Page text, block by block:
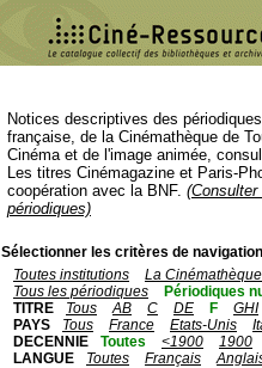
Notices descriptives des
française, de la Cinémathèque de
Cinéma et de l'image animée,
Les titres Cinémagazine et Paris-
coopération avec la BNF.
périodiques)
Sélectionner les critères de
Toutes institutions
La
Tous les périodiques
Périodiques
TITRE
Tous AB C DE F
GHI
PAYS
Tous France Etats-Unis
DECENNIE
Toutes <1900
1900
LANGUE
Toutes Français